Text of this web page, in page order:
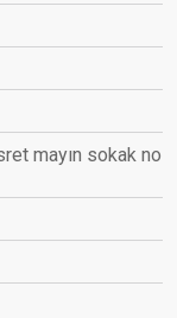
mayın sokak no